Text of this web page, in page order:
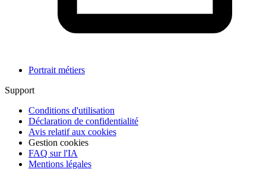
Portrait métiers
Support
Conditions d'utilisation
Déclaration de confidentialité
Avis relatif aux cookies
Gestion cookies
FAQ sur l'IA
Mentions légales